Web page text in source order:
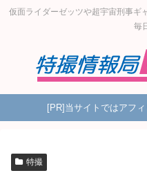
仮面ライダーゼッツや超宇宙刑事ギ
毎
[PR]当サイトではアフ
特撮